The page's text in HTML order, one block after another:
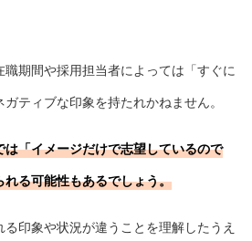
職期間や採用担当者によっては「すぐに
ティブな印象を持たれかねません。
「イメージだけで志望しているので
る可能性もあるでしょう。
印象や状況が違うことを理解したうえ